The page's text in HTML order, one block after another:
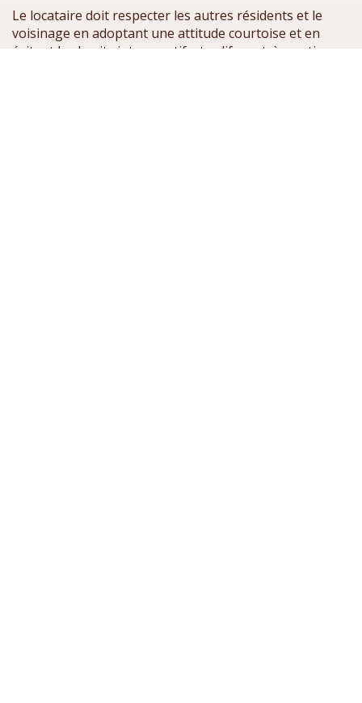
Le locataire doit respecter les autres résidents et le
voisinage en adoptant une attitude courtoise et en
évitant les bruits intempestifs, tardifs ou très matinaux.